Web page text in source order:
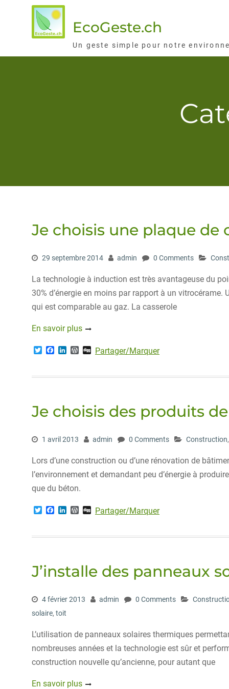
EcoGeste.ch
Un geste simple pour notre
Je choisis une plaque de
29 septembre 2014 admin 0 Comments
La technologie à induction est très avantageuse du
30% d’énergie en moins par rapport à un
qui est comparable au gaz. La casserole
En savoir plus
T
t
F
e
k
k
n
W
d
s
s
D
g
Partager/Marquer
Je choisis des produits
1 avril 2013 admin 0 Comments Construction,
Lors d’une construction ou d’une rénovation de
l’environnement et demandant peu d’énergie à
que du béton.
T
t
F
e
k
k
n
W
d
s
s
D
g
Partager/Marquer
J’installe des panneaux
4 février 2013 admin 0 Comments
solaire, toit
L’utilisation de panneaux solaires thermiques
nombreuses années et la technologie est sûr et
construction nouvelle qu’ancienne, pour autant que
En savoir plus